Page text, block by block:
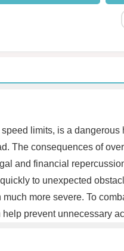
limits, is a
The consequences of
and financial
to unexpected
more severe. To
prevent unnecessary